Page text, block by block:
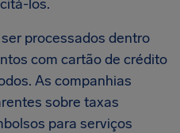
los.
processados dentro
com cartão de crédito
As companhias
sobre taxas
para serviços